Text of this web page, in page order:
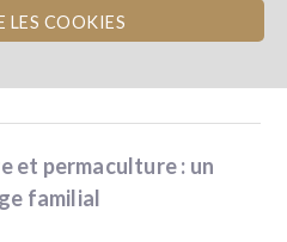
LES COOKIES
et permaculture : un
familial